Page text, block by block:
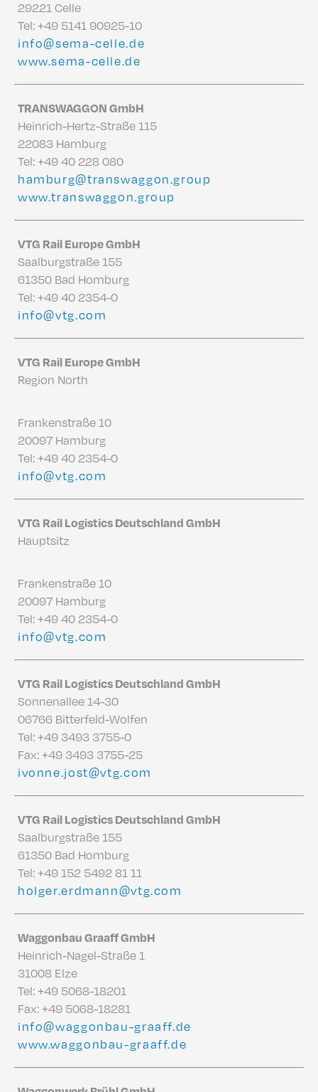
29221 Celle
Tel:+49 5141 90925-10
info@sema-celle.de
www.sema-celle.de
TRANSWAGGON GmbH
Heinrich-Hertz-Straße 115
22083 Hamburg
Tel:+49 40 228 080
hamburg@transwaggon.group
www.transwaggon.group
VTG Rail Europe GmbH
Saalburgstraße 155
61350 Bad Homburg
Tel:+49 40 2354-0
info@vtg.com
VTG Rail Europe GmbH
Region North
Frankenstraße 10
20097 Hamburg
Tel:+49 40 2354-0
info@vtg.com
VTG Rail Logistics Deutschland GmbH
Hauptsitz
Frankenstraße 10
20097 Hamburg
Tel:+49 40 2354-0
info@vtg.com
VTG Rail Logistics Deutschland GmbH
Sonnenallee 14-30
06766 Bitterfeld-Wolfen
Tel:+49 3493 3755-0
Fax: +49 3493 3755-25
ivonne.jost@vtg.com
VTG Rail Logistics Deutschland GmbH
Saalburgstraße 155
61350 Bad Homburg
Tel:+49 152 5492 81 11
holger.erdmann@vtg.com
Waggonbau Graaff GmbH
Heinrich-Nagel-Straße 1
31008 Elze
Tel:+49 5068-18201
Fax: +49 5068-18281
info@waggonbau-graaff.de
www.waggonbau-graaff.de